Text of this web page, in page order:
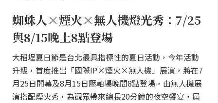
蜘蛛人×煙火×無人機燈光秀：7/25
與8/15晚上8點登場
大稻埕夏日節是台北最具指標性的夏日活動，今年活動
升級，首度推出「國際IP×煙火×無人機」展演，將在7
月25日開幕及8月15日壓軸場晚間8點登場，由無人機展
演搭配煙火秀，為觀眾帶來總長20分鐘的夜空饗宴，屆